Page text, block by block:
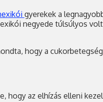
gyerekek a
negyede túlsúlyos
hogy a
hogy az elhízás elleni